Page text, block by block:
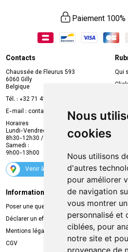
Nous
cookies
Nous utilisons
d'autres
pour améliorer
de navigation
vous montrer
personnalisé et
ciblées, pour
notre site et
provenance de
Paiement
Contacts
Chaussée de Fleurus 593
6060 Gilly
Belgique
Tél. : +32 71 41 32 10
E-mail : contact
mvapharma.be
Horaires
Lundi-Vendredi :
8h30-12h30 / 13h30-18h30
Samedi :
9h00-13h00
Venir à la pharmacie
Qui
Informations légales
Poser une question
Déclarer un effet indésirable
Mentions légales
CGV